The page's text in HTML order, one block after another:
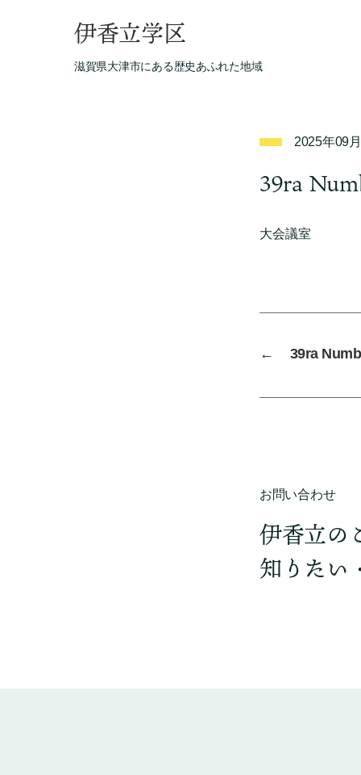
伊香立学区
滋賀県大津市にある歴史あふれた地域
2025年09
39ra
大会議室
← 39ra
お問い合わせ
伊香立の
知りたい